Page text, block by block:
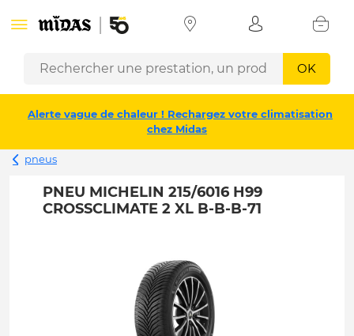
OK
Alerte vague de chaleur ! Rechargez votre climatisation
chez Midas
pneus
PNEU MICHELIN 215/6016 H99
CROSSCLIMATE 2 XL B-B-B-71